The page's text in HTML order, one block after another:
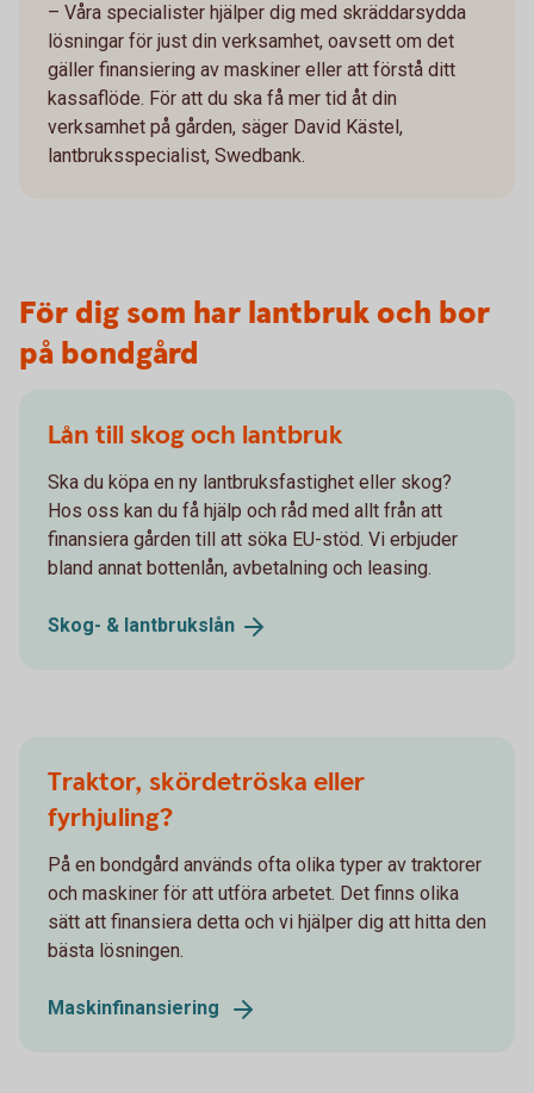
– Våra specialister hjälper dig med skräddarsydda
lösningar för just din verksamhet, oavsett om det
gäller finansiering av maskiner eller att förstå ditt
kassaflöde. För att du ska få mer tid åt din
verksamhet på gården, säger David Kästel,
lantbruksspecialist, Swedbank.
För dig som har lantbruk och bor
på bondgård
Lån till skog och lantbruk
Ska du köpa en ny lantbruksfastighet eller skog?
Hos oss kan du få hjälp och råd med allt från att
finansiera gården till att söka EU-stöd. Vi erbjuder
bland annat bottenlån, avbetalning och leasing.
Skog- & lantbrukslån
Traktor, skördetröska eller
fyrhjuling?
På en bondgård används ofta olika typer av traktorer
och maskiner för att utföra arbetet. Det finns olika
sätt att finansiera detta och vi hjälper dig att hitta den
bästa lösningen.
Maskinfinansiering